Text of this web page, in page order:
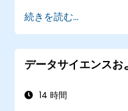
ChatGPTベースの
し、顧客からの問
る。
カスタマーサービ
を実践できる。
続きを読む...
データサイエンス
14 時間